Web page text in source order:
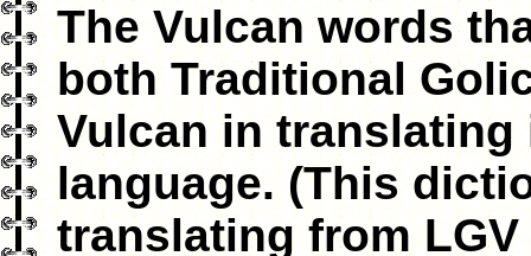
The Vulcan words
both Traditional
Vulcan in translating
language. (This
translating from